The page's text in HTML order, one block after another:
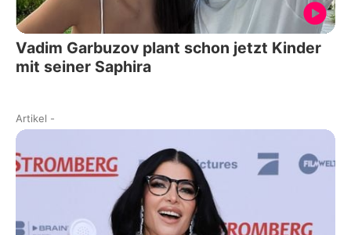
Vadim Garbuzov plant schon jetzt Kinder
mit seiner Saphira
Artikel -